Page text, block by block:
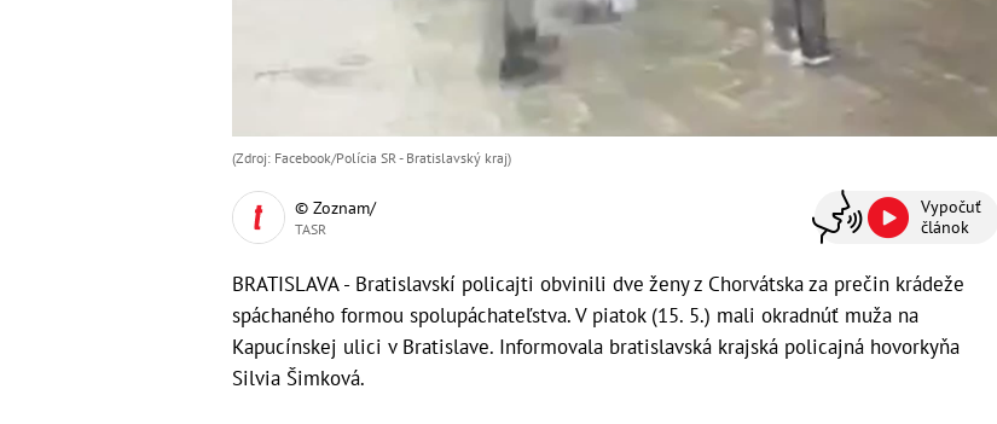
(Zdroj: Facebook/Polícia SR - Bratislavský kraj )
© Zoznam/
TASR
Vypočuť
článok
BRATISLAVA - Bratislavskí policajti obvinili dve ženy z Chorvátska za prečin krádeže
spáchaného formou spolupáchateľstva. V piatok (15. 5.) mali okradnúť muža na
Kapucínskej ulici v Bratislave. Informovala bratislavská krajská policajná hovorkyňa
Silvia Šimková.